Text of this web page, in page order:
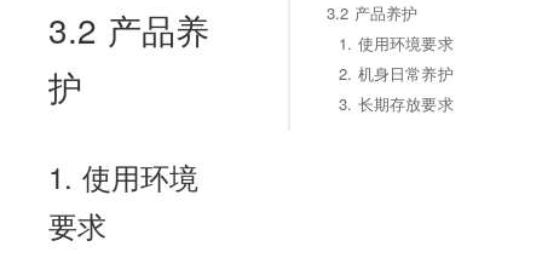
3.2 产品养护
1. 使用环境要求
2. 机身日常养护
3. 长期存放要求
3.2 产品养
护
1. 使用环境
要求